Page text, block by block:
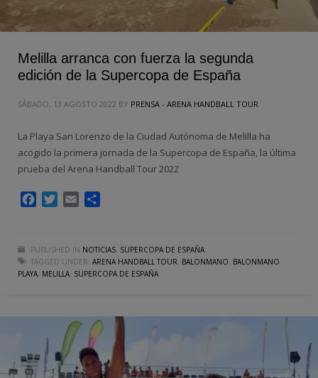
Melilla arranca con fuerza la segunda
edición de la Supercopa de España
SÁBADO, 13 AGOSTO 2022 BY PRENSA - ARENA HANDBALL TOUR
La Playa San Lorenzo de la Ciudad Autónoma de Melilla ha
acogido la primera jornada de la Supercopa de España, la última
prueba del Arena Handball Tour 2022
FacebookTwitter
Email
PUBLISHED IN NOTICIAS, SUPERCOPA DE ESPAÑA
TAGGED UNDER: ARENA HANDBALL TOUR, BALONMANO, BALONMANO
PLAYA, MELILLA, SUPERCOPA DE ESPAÑA